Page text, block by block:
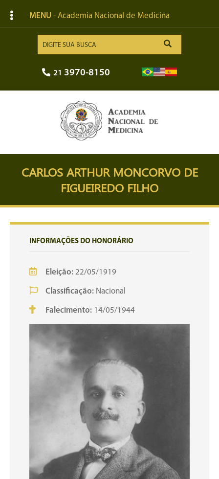
MENU - Academia Nacional de Medicina
21 3970-8150
CARLOS ARTHUR MONCORVO DE
FIGUEIREDO FILHO
INFORMAÇÕES DO HONORÁRIO
Eleição: 22/05/1919
Classificação: Nacional
Falecimento: 14/05/1944